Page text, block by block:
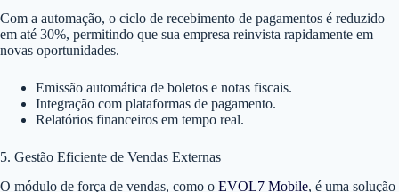
Com a automação, o ciclo de recebimento de pagamentos é reduzido
em até 30%, permitindo que sua empresa reinvista rapidamente em
novas oportunidades.
Emissão automática de boletos e notas fiscais.
Integração com plataformas de pagamento.
Relatórios financeiros em tempo real.
5. Gestão Eficiente de Vendas Externas
O módulo de força de vendas, como o EVOL7 Mobile, é uma solução